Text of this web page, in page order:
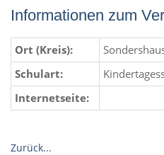
Informationen zum
Ort (Kreis):
Schulart:
Internetseite:
Zurück...